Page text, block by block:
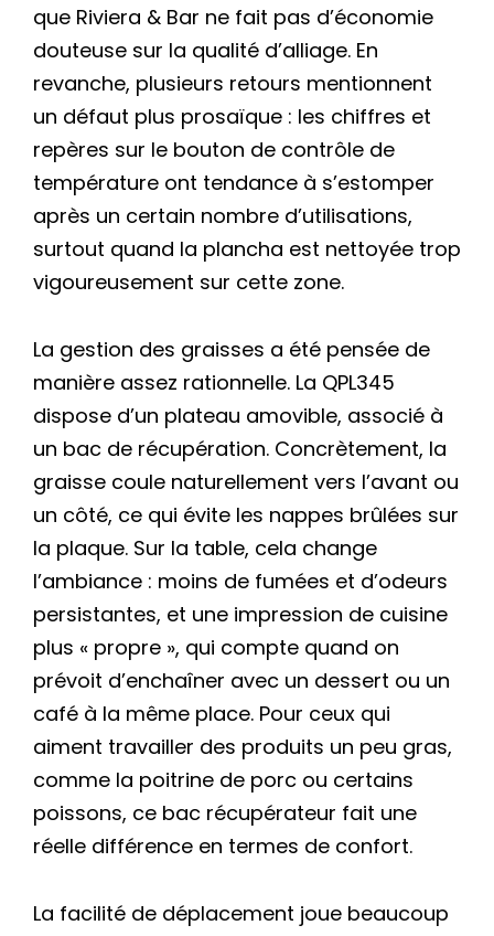
que Riviera & Bar ne fait pas d’économie
douteuse sur la qualité d’alliage. En
revanche, plusieurs retours mentionnent
un défaut plus prosaïque : les chiffres et
repères sur le bouton de contrôle de
température ont tendance à s’estomper
après un certain nombre d’utilisations,
surtout quand la plancha est nettoyée trop
vigoureusement sur cette zone.
La gestion des graisses a été pensée de
manière assez rationnelle. La QPL345
dispose d’un plateau amovible, associé à
un bac de récupération. Concrètement, la
graisse coule naturellement vers l’avant ou
un côté, ce qui évite les nappes brûlées sur
la plaque. Sur la table, cela change
l’ambiance : moins de fumées et d’odeurs
persistantes, et une impression de cuisine
plus « propre », qui compte quand on
prévoit d’enchaîner avec un dessert ou un
café à la même place. Pour ceux qui
aiment travailler des produits un peu gras,
comme la poitrine de porc ou certains
poissons, ce bac récupérateur fait une
réelle différence en termes de confort.
La facilité de déplacement joue beaucoup